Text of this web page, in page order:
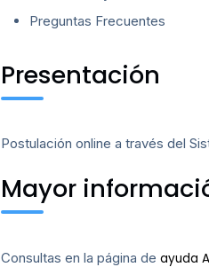
Preguntas Frecuentes
Presentación
Postulación online a través del
Mayor
Consultas en la página de ayuda